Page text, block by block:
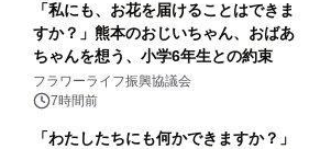
「私にも、お花を届けることはできま
すか？」熊本のおじいちゃん、おばあ
ちゃんを想う、小学6年生との約束
フラワーライフ振興協議会
7時間前
「わたしたちにも何かできますか？」